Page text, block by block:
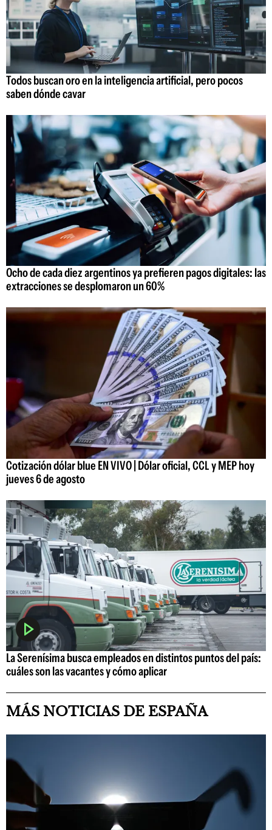
Todos buscan oro en la inteligencia artificial, pero pocos
saben dónde cavar
Ocho de cada diez argentinos ya prefieren pagos digitales: las
extracciones se desplomaron un 60%
Cotización dólar blue EN VIVO | Dólar oficial, CCL y MEP hoy
jueves 6 de agosto
La Serenísima busca empleados en distintos puntos del país:
cuáles son las vacantes y cómo aplicar
MÁS NOTICIAS DE ESPAÑA